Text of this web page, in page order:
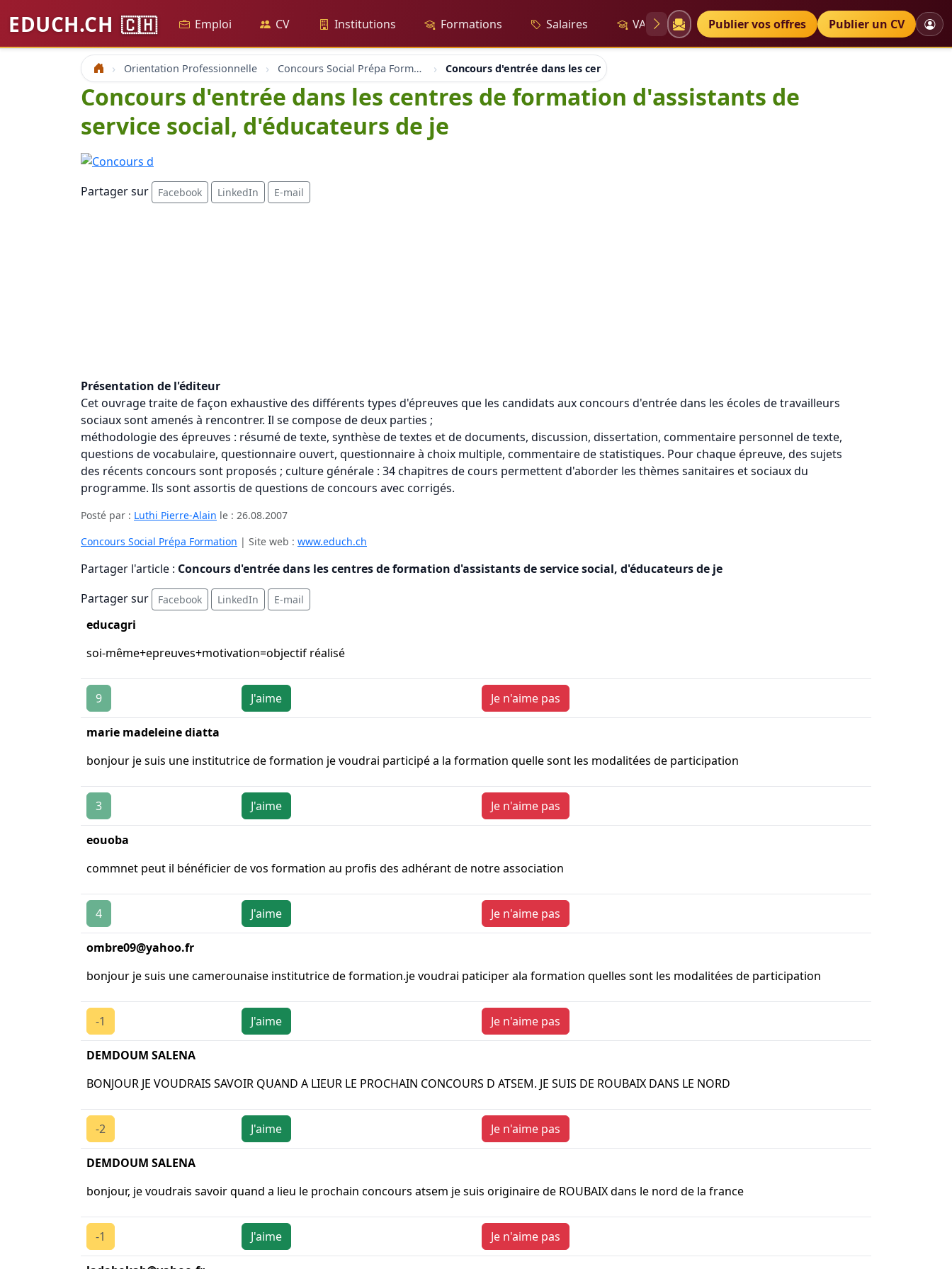
EDUCH.CH 🇨🇭 Emploi CV Institutions Formations Salaires VAE Diplômes Petites annonces
Publier vos offres Publier un CV
Accueil Orientation Professionnelle Concours Social Prépa Formation Concours d'entrée dans les centres de formation d'assistants de service social, d'éducateurs de je
Concours d'entrée dans les centres de formation d'assistants de
service social, d'éducateurs de je
Partager sur Facebook LinkedIn E-mail
Présentation de l'éditeur
Cet ouvrage traite de façon exhaustive des différents types d'épreuves que les candidats aux concours d'entrée dans les écoles de travailleurs
sociaux sont amenés à rencontrer. Il se compose de deux parties ;
méthodologie des épreuves : résumé de texte, synthèse de textes et de documents, discussion, dissertation, commentaire personnel de texte,
questions de vocabulaire, questionnaire ouvert, questionnaire à choix multiple, commentaire de statistiques. Pour chaque épreuve, des sujets
des récents concours sont proposés ; culture générale : 34 chapitres de cours permettent d'aborder les thèmes sanitaires et sociaux du
programme. Ils sont assortis de questions de concours avec corrigés.
Posté par : Luthi Pierre-Alain le : 26.08.2007
Concours Social Prépa Formation | Site web : www.educh.ch
Partager l'article : Concours d'entrée dans les centres de formation d'assistants de service social, d'éducateurs de je
Partager sur
Facebook LinkedIn E-mail
educagri
soi-même+epreuves+motivation=objectif réalisé
9 J'aime Je n'aime pas
marie madeleine diatta
bonjour je suis une institutrice de formation je voudrai participé a la formation quelle sont les modalitées de participation
3 J'aime Je n'aime pas
eouoba
commnet peut il bénéficier de vos formation au profis des adhérant de notre association
4 J'aime Je n'aime pas
ombre09@yahoo.fr
bonjour je suis une camerounaise institutrice de formation.je voudrai paticiper ala formation quelles sont les modalitées de participation
-1 J'aime Je n'aime pas
DEMDOUM SALENA
BONJOUR JE VOUDRAIS SAVOIR QUAND A LIEUR LE PROCHAIN CONCOURS D ATSEM. JE SUIS DE ROUBAIX DANS LE NORD
-2 J'aime Je n'aime pas
DEMDOUM SALENA
bonjour, je voudrais savoir quand a lieu le prochain concours atsem je suis originaire de ROUBAIX dans le nord de la france
-1 J'aime Je n'aime pas